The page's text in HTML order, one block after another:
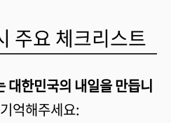
주요 체크리스트
대한민국의 내일을 만듭니
억해주세요: